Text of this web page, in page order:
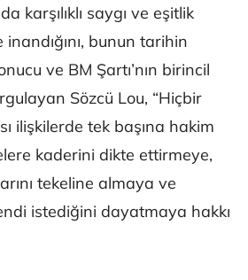
karşılıklı saygı ve eşitlik
bunun tarihin
ve BM Şartı’nın birincil
Sözcü Lou, “Hiçbir
ilişkilerde tek başına hakim
kaderini dikte ettirmeye,
tekeline almaya ve
istediğini dayatmaya hakkı